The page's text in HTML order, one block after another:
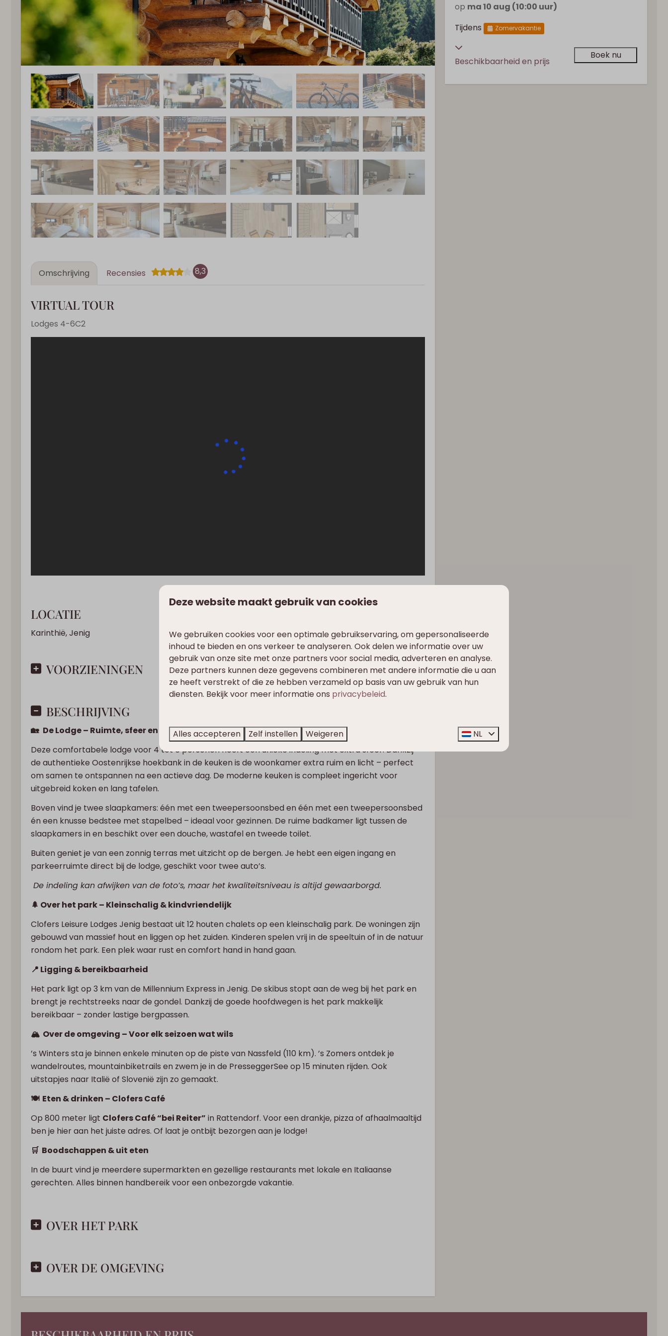
Omschrijving Recensies 8,3
VIRTUAL TOUR
Lodges 4-6C2
LOCATIE
Karinthië, Jenig
VOORZIENINGEN
BESCHRIJVING
🏡 De Lodge – Ruimte, sfeer en samen genieten
Deze comfortabele lodge voor 4 tot 6 personen heeft een unieke indeling met extra sfeer. Dankzij
de authentieke Oostenrijkse hoekbank in de keuken is de woonkamer extra ruim en licht – perfect
om samen te ontspannen na een actieve dag. De moderne keuken is compleet ingericht voor
uitgebreid koken en lang tafelen.
Boven vind je twee slaapkamers: één met een tweepersoonsbed en één met een tweepersoonsbed
én een knusse bedstee met stapelbed – ideaal voor gezinnen. De ruime badkamer ligt tussen de
slaapkamers in en beschikt over een douche, wastafel en tweede toilet.
Buiten geniet je van een zonnig terras met uitzicht op de bergen. Je hebt een eigen ingang en
parkeerruimte direct bij de lodge, geschikt voor twee auto’s.
De indeling kan afwijken van de foto’s, maar het kwaliteitsniveau is altijd gewaarborgd.
🌲 Over het park – Kleinschalig & kindvriendelijk
Clofers Leisure Lodges Jenig bestaat uit 12 houten chalets op een kleinschalig park. De woningen zijn
gebouwd van massief hout en liggen op het zuiden. Kinderen spelen vrij in de speeltuin of in de natuur
rondom het park. Een plek waar rust en comfort hand in hand gaan.
📍 Ligging & bereikbaarheid
Het park ligt op 3 km van de Millennium Express in Jenig. De skibus stopt aan de weg bij het park en
brengt je rechtstreeks naar de gondel. Dankzij de goede hoofdwegen is het park makkelijk
bereikbaar – zonder lastige bergpassen.
🏔️ Over de omgeving – Voor elk seizoen wat wils
’s Winters sta je binnen enkele minuten op de piste van Nassfeld (110 km). ’s Zomers ontdek je
wandelroutes, mountainbiketrails en zwem je in de PresseggerSee op 15 minuten rijden. Ook
uitstapjes naar Italië of Slovenië zijn zo gemaakt.
🍽️ Eten & drinken – Clofers Café
Op 800 meter ligt Clofers Café “bei Reiter” in Rattendorf. Voor een drankje, pizza of afhaalmaaltijd
ben je hier aan het juiste adres. Of laat je ontbijt bezorgen aan je lodge!
🛒 Boodschappen & uit eten
In de buurt vind je meerdere supermarkten en gezellige restaurants met lokale en Italiaanse
gerechten. Alles binnen handbereik voor een onbezorgde vakantie.
OVER HET PARK
OVER DE OMGEVING
op ma 10 aug (10:00 uur)
Tijdens
Zomervakantie
Beschikbaarheid en prijs
Boek nu
Deze website maakt gebruik van cookies
We gebruiken cookies voor een optimale gebruikservaring, om gepersonaliseerde
inhoud te bieden en ons verkeer te analyseren. Ook delen we informatie over uw
gebruik van onze site met onze partners voor social media, adverteren en analyse.
Deze partners kunnen deze gegevens combineren met andere informatie die u aan
ze heeft verstrekt of die ze hebben verzameld op basis van uw gebruik van hun
diensten. Bekijk voor meer informatie ons privacybeleid.
Alles accepteren Zelf instellen Weigeren NL